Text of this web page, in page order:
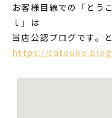
お客様目線での「とう
ｌ」は
当店公認ブログです。
https://